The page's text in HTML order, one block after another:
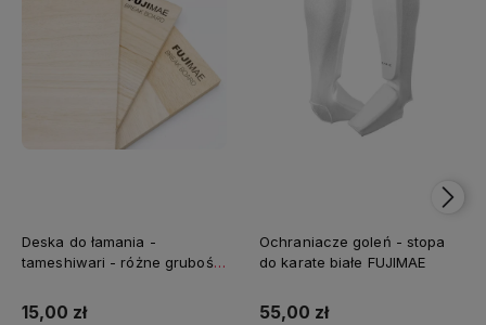
Deska do łamania -
tameshiwari - różne grubości
15,00 zł
Ochraniacze goleń - stopa
do karate białe FUJIMAE
55,00 zł